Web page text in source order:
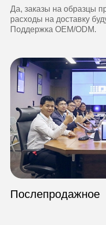
Да, заказы на образцы
расходы на доставку
Поддержка OEM/ODM.
Послепродажное